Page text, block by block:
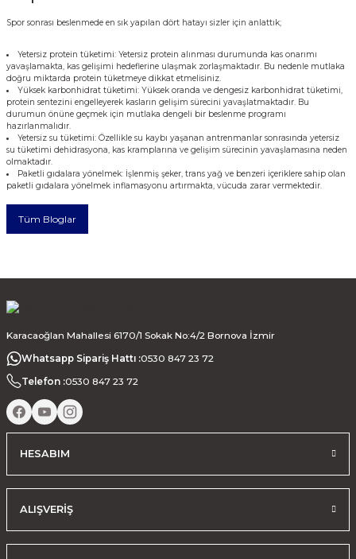
Spor sonrası beslenmede en sık yapılan dört hatayı sizler için anlattık;
Yetersiz protein tüketimi: Yetersiz protein alınması durumunda kas onarımı
yavaşlamakta, kas gelişimi hedeflerine ulaşmak zorlaşmaktadır. Bu nedenle mutlaka
doğru miktarda protein tüketmeye dikkat etmelisiniz.
Yüksek karbonhidrat tüketimi: Yüksek oranda ve dengesiz karbonhidrat tüketimi,
protein sentezini engelleyerek kasların gelişim sürecini yavaşlatmaktadır. Bu
durumun önüne geçmek için mutlaka dengeli bir beslenme programı
hazırlanmalıdır.
Yetersiz su tüketimi: Özellikle su kaybı yaşanan antrenmanlar sonrasında yetersiz
su tüketimi dehidrasyona, kas kramplarına ve gelişim sürecinin yavaşlamasına neden
olmaktadır.
Paketli gıdalara yönelmek: İşlenmiş şeker, trans yağ ve benzeri içeriklere sahip olan
paketli gıdalara yönelmek inflamasyonu artırmakta, vücuda zarar vermektedir.
Tüm Bloglar
Karacaoğlan Mahallesi 6170/1 Sokak No:4/2 Bornova İzmir
Whatsapp Sipariş Hattı :0530 847 23 72
Telefon :0530 847 23 72
HESABIM
ALIŞVERİŞ